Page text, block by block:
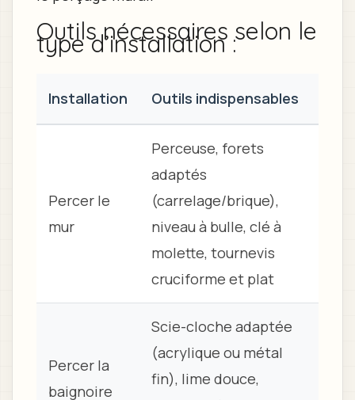
Outils nécessaires selon le
type d’installation :
Installation Outils indispensables
Percer le
mur
Perceuse, forets
adaptés
(carrelage/brique),
niveau à bulle, clé à
molette, tournevis
cruciforme et plat
Percer la
baignoire
Scie-cloche adaptée
(acrylique ou métal
fin), lime douce,